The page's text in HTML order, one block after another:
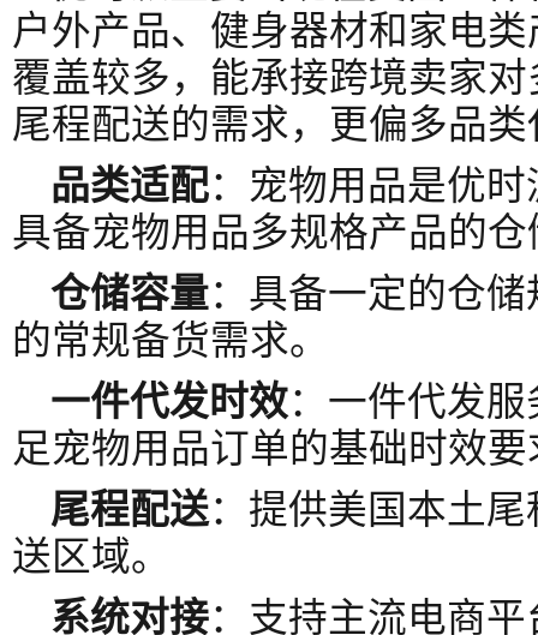
户外产品、健身器材和家电
覆盖较多，能承接跨境卖家
尾程配送的需求，更偏多品
品类适配：宠物用品是优
具备宠物用品多规格产品的
仓储容量：具备一定的仓
的常规备货需求。
一件代发时效：一件代发
足宠物用品订单的基础时效要
尾程配送：提供美国本土
送区域。
系统对接：支持主流电商